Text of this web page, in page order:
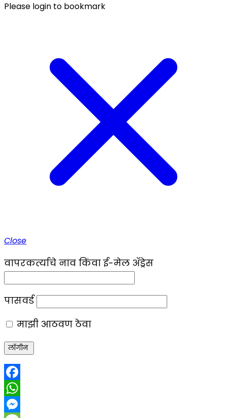
Please login to bookmark
Close
वापरकर्त्याचे नाव किंवा ई-मेल ॲड्रेस
पासवर्ड
माझी आठवण ठेवा
Facebook
WhatsApp